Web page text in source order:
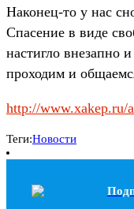
Наконец-то у нас
Спасение в виде
настигло внезапно
проходим и
http://www.xakep.ru/
Теги:Новости